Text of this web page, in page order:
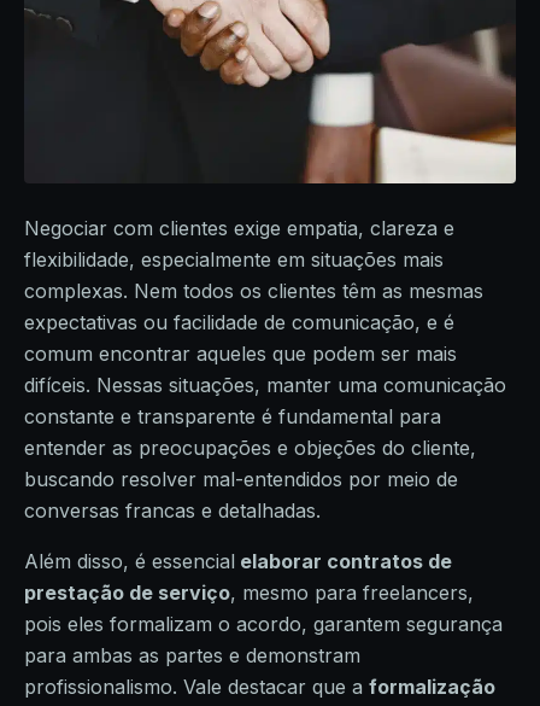
Negociar com clientes exige empatia, clareza e
flexibilidade, especialmente em situações mais
complexas. Nem todos os clientes têm as mesmas
expectativas ou facilidade de comunicação, e é
comum encontrar aqueles que podem ser mais
difíceis. Nessas situações, manter uma comunicação
constante e transparente é fundamental para
entender as preocupações e objeções do cliente,
buscando resolver mal-entendidos por meio de
conversas francas e detalhadas.
Além disso, é essencial elaborar contratos de
prestação de serviço, mesmo para freelancers,
pois eles formalizam o acordo, garantem segurança
para ambas as partes e demonstram
profissionalismo. Vale destacar que a formalização